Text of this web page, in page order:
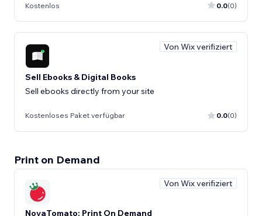
Kostenlos 0.0(0)
Von Wix verifiziert
Sell Ebooks & Digital Books
Sell ebooks directly from your site
Kostenloses Paket verfügbar 0.0(0)
Print on Demand
Von Wix verifiziert
NovaTomato: Print On Demand